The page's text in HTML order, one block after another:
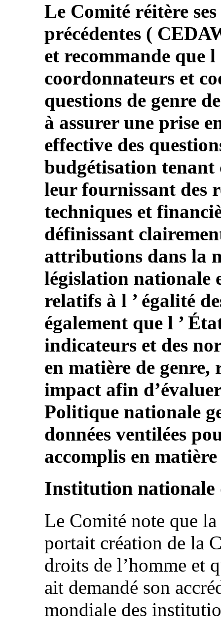
Le Comité réitère
précédentes (
et recommande que
coordonnateurs et
questions de genre
à assurer une prise
effective des
budgétisation tenant
leur fournissant des
techniques et
définissant
attributions dans la
législation nationale
relatifs à l ’ égalité
également que l ’
indicateurs et des
en matière de genre,
impact afin
Politique nationale
données ventilées
accomplis en
Institution nationale
Le Comité note que
portait création de la
droits de l’homme et
ait demandé son
mondiale des